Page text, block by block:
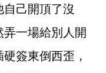
己開頂了沒
一場給別人開
簽東倒西歪，